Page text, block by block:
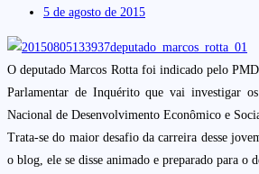
5 de agosto de 2015
O deputado Marcos Rotta foi indicado pelo
Parlamentar de Inquérito que vai investigar
Nacional de Desenvolvimento Econômico e
Trata-se do maior desafio da carreira desse
o blog, ele se disse animado e preparado para o